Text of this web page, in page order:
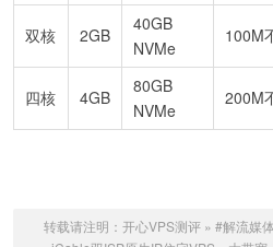
双核 2GB
40GB
NVMe
100M
四核 4GB
80GB
NVMe
200M
转载请注明： 开心VPS测评» #解流媒